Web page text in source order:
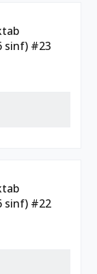
sinf) #23
sinf) #22